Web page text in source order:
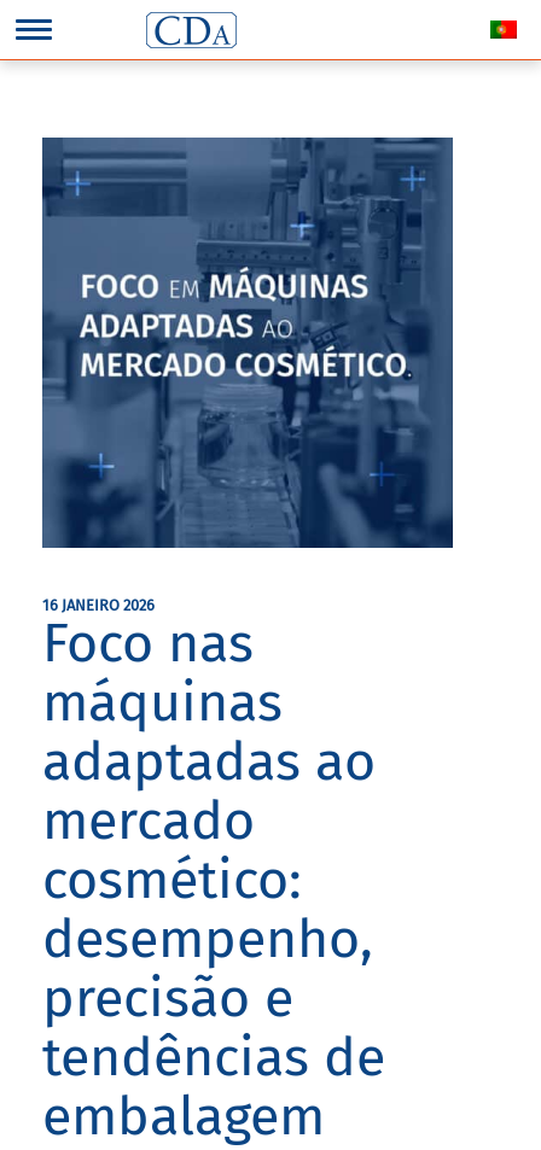
16 JANEIRO 2026
Foco nas
máquinas
adaptadas ao
mercado
cosmético:
desempenho,
precisão e
tendências de
embalagem